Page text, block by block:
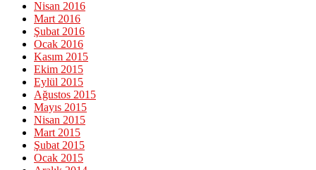
Nisan 2016
Mart 2016
Şubat 2016
Ocak 2016
Kasım 2015
Ekim 2015
Eylül 2015
Ağustos 2015
Mayıs 2015
Nisan 2015
Mart 2015
Şubat 2015
Ocak 2015